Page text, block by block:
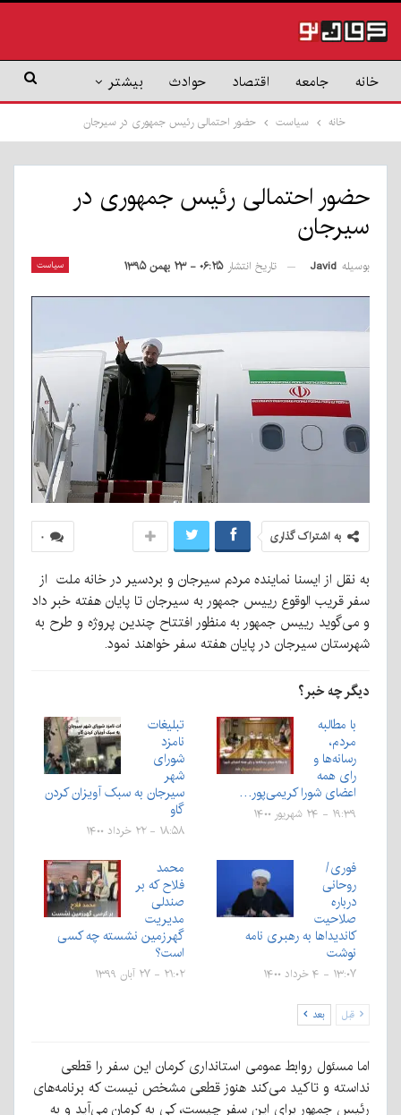
خانه جامعه اقتصاد حوادث بیشتر
خانه سیاست حضور احتمالی رئیس جمهوری در سیرجان
حضور احتمالی رئیس جمهوری در
سیرجان
سیاست بوسیله Javid تاریخ انتشار ۰۶:۲۵ - ۲۳ بهمن ۱۳۹۵
۰ به اشتراک گذاری
به نقل از ایسنا نماینده مردم سیرجان و بردسیر در خانه ملت از
سفر قریب الوقوع رییس جمهور به سیرجان تا پایان هفته خبر داد
و می‌گوید رییس جمهور به منظور افتتاح چندین پروژه و طرح به
شهرستان سیرجان در پایان هفته سفر خواهند نمود.
دیگر چه خبر؟
با مطالبه
مردم،
رسانه‌ها و
رای همه
اعضای شورا کریمی‌پور…
۱۹:۳۹ - ۲۴ شهریور ۱۴۰۰
تبلیغات
نامزد
شورای
شهر
سیرجان به سبک آویزان کردن
گاو
۱۸:۵۸ - ۲۲ خرداد ۱۴۰۰
فوری/
روحانی
درباره
صلاحیت
کاندیداها به رهبری نامه
نوشت
۱۳:۰۷ - ۴ خرداد ۱۴۰۰
محمد
فلاح که بر
صندلی
مدیریت
گهرزمین نشسته چه کسی
است؟
۲۱:۰۲ - ۲۷ آبان ۱۳۹۹
قبل بعد
اما مسئول روابط عمومی استانداری کرمان این سفر را قطعی
نداسته و تاکید می‌کند هنوز قطعی مشخص نیست که برنامه‌های
رئیس جمهور برای این سفر چیست، کی به کرمان می‌آید و به